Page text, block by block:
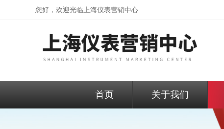
您好，欢迎光临上海仪表营销中心
首页 关于我们